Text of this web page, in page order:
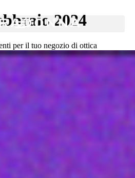
2024
per il tuo negozio di ottica